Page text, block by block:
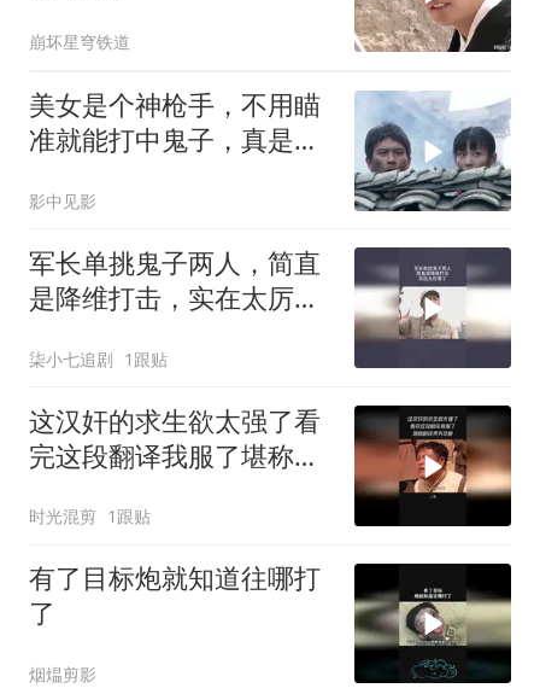
崩坏星穹铁道
美女是个神枪手，不用瞄
准就能打中鬼子，真是奇
影中见影
军长单挑鬼子两人，简直
是降维打击，实在太厉害
柒小七追剧 1跟贴
这汉奸的求生欲太强了看
完这段翻译我服了堪称翻
时光混剪 1跟贴
有了目标炮就知道往哪打
了
烟煴剪影